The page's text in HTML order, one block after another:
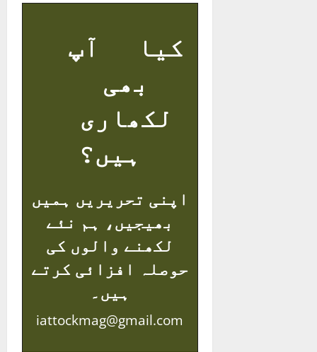
کیا آپ
بھی
لکھاری
ہیں؟
اپنی تحریریں ہمیں
بھیجیں، ہم نئے
لکھنے والوں کی
حوصلہ افزائی کرتے
ہیں۔
iattockmag@gmail.com